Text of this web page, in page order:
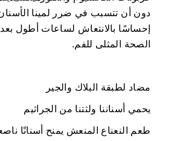
دون أن تتسبب في ضرر لمينا الأسنان
إحساسًا بالانتعاش لساعات أطول
الصحة المثلى للفم.
مضاد لطبقة البلاك والجير
يحمي أسناننا ولثتنا من الجراثيم
طعم النعناع المنعش يمنح أسنانًا